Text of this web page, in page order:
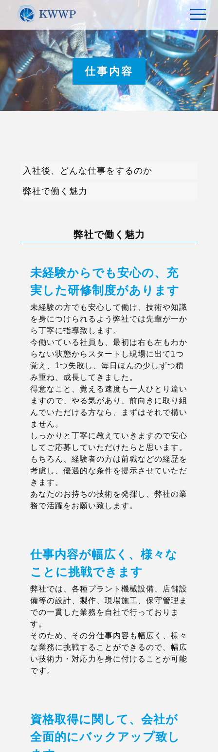
t
o
g
l
e
n
a
v
g
a
t
i
仕事内容
入社後、どんな仕事をするのか
弊社で働く魅力
弊社で働く魅力
未経験からでも安心の、充
実した研修制度があります
未経験の方でも安心して働け、技術や知識
を身につけられるよう弊社では先輩が一か
ら丁寧に指導致します。
今働いている社員も、最初は右も左もわか
らない状態からスタートし現場に出て1つ
覚え、1つ失敗し、毎日ほんの少しずつ積
み重ね、成長してきました。
得意なこと、覚える速度も一人ひとり違い
ますので、やる気があり、前向きに取り組
んでいただける方なら、まずはそれで構い
ません。
しっかりと丁寧に教えていきますので安心
してご応募していただけたらと思います。
もちろん、経験者の方は前職などの経歴を
考慮し、優遇的な条件を提示させていただ
きます。
あなたのお持ちの技術を発揮し、弊社の業
務で活躍をお願い致します。
仕事内容が幅広く、様々な
ことに挑戦できます
弊社では、各種プラント機械設備、店舗設
備等の設計、製作、現場施工、保守管理ま
での一貫した業務を自社で行っておりま
す。
そのため、その分仕事内容も幅広く、様々
な業務に挑戦することができるので、幅広
い技術力・対応力を身に付けることが可能
です。
資格取得に関して、会社が
全面的にバックアップ致し